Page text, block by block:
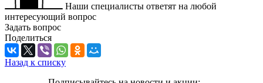
Наши специалисты ответят на любой
интересующий вопрос
Задать вопрос
Поделиться
Назад к списку